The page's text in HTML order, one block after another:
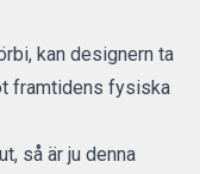
kan designern ta
framtidens fysiska
så är ju denna